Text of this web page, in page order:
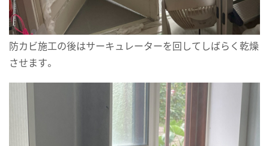
防カビ施工の後はサーキュレーターを回してしばらく乾燥
させます。